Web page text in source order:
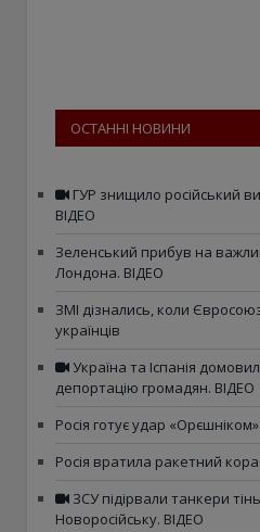
ОСТАННІ НОВИНИ
ГУР знищило російський
ВІДЕО
Зеленський прибув на
Лондона. ВІДЕО
ЗМІ дізнались, коли
українців
Україна та Іспанія
депортацію громадян. ВІДЕО
Росія готує удар
Росія вратила ракетний
ЗСУ підірвали танкери
Новоросійську. ВІДЕО